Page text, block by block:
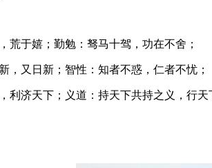
荒于嬉；勤勉：驽马十驾，功在不舍；
，又日新；智性：知者不惑，仁者不忧；
利济天下；义道：持天下共持之义，行天